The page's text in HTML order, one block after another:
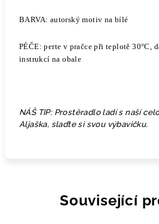
BARVA: autorský motiv na bílé
PÉČE: perte v pračce při teplotě 30°C,
instrukcí na obale
NÁŠ TIP: Prostěradlo ladí s naší
Aljaška, slaďte si svou výbavičku.
Související